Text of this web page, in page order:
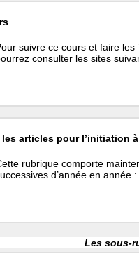
suivre ce cours et faire
consulter les sites
articles pour l’initiation
rubrique comporte
d’année en année
Les sous-